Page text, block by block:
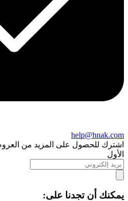
help@hnak.com
اشترك للحصول على المزيد من
الأول
يمكنك أن تجدنا على: